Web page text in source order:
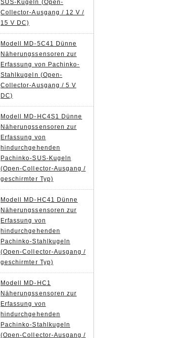
SUS-Kugeln (Open-
Collector-Ausgang / 12 V /
15 V DC)
Modell MD-5C41 Dünne
Näherungssensoren zur
Erfassung von Pachinko-
Stahlkugeln (Open-
Collector-Ausgang / 5 V
DC)
Modell MD-HC4S1 Dünne
Näherungssensoren zur
Erfassung von
hindurchgehenden
Pachinko-SUS-Kugeln
(Open-Collector-Ausgang /
geschirmter Typ)
Modell MD-HC41 Dünne
Näherungssensoren zur
Erfassung von
hindurchgehenden
Pachinko-Stahlkugeln
(Open-Collector-Ausgang /
geschirmter Typ)
Modell MD-HC1
Näherungssensoren zur
Erfassung von
hindurchgehenden
Pachinko-Stahlkugeln
(Open-Collector-Ausgang /